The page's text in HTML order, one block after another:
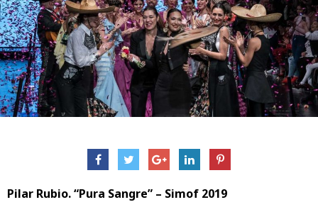
Pilar Rubio. “Pura Sangre” – Simof 2019